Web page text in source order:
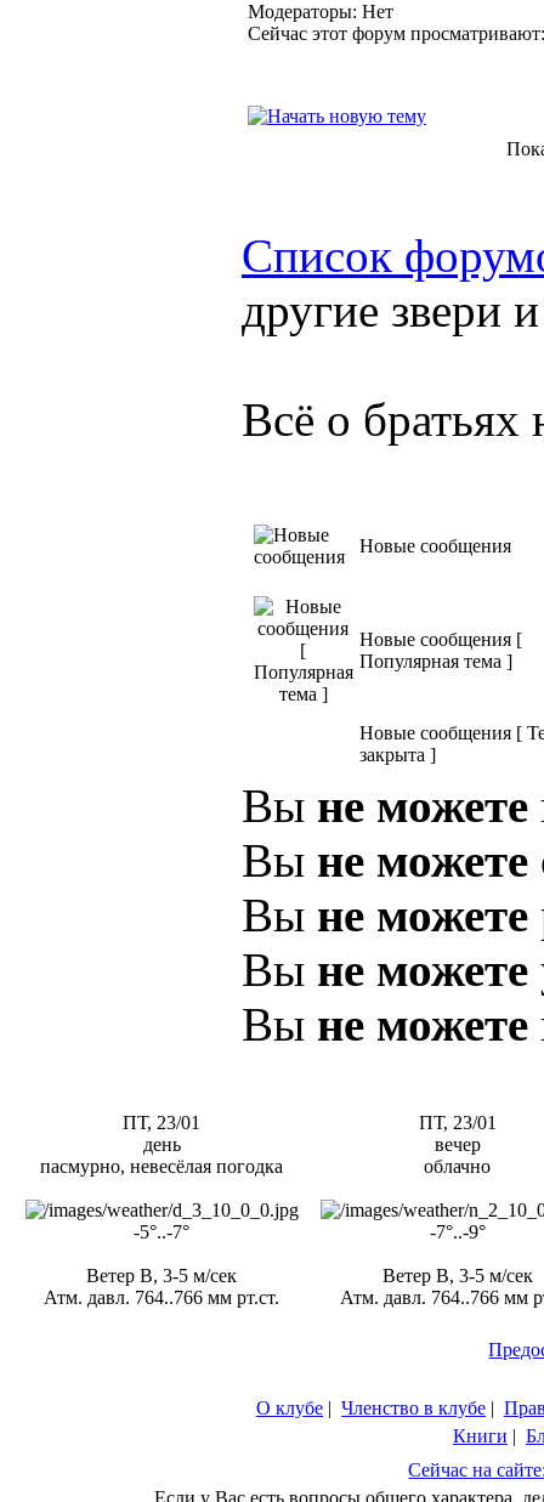
Модераторы: Нет
Сейчас этот форум
Список
другие звери
Всё о
Новые сообщения
Новые сообщения [
Популярная тема ]
Новые сообщения [
закрыта ]
Вы не можете
Вы не можете
Вы не можете
Вы не можете
Вы не можете
ПТ, 23/01
день
пасмурно, невесёлая погодка
-5°..-7°
Ветер В, 3-5 м/сек
Атм. давл. 764..766 мм рт.ст.
ПТ, 23/01
вечер
облачно
-7°..-9°
Ветер В, 3-5 м/сек
Атм. давл. 764..766 мм
О клубе | Членство в клубе |
Книги |
Сейчас на
Если у Вас есть вопросы общего характера,